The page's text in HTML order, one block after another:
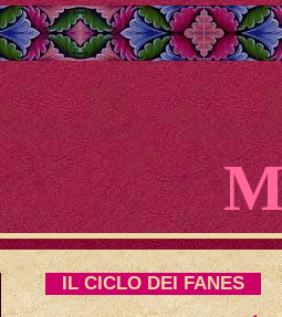
IL CICLO DEI FANES